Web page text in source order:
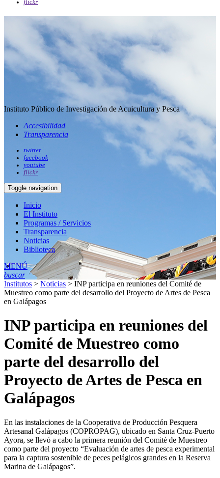
flickr
Instituto Público de Investigación de Acuicultura y Pesca
Accesibilidad
Transparencia
twitter
facebook
youtube
flickr
Toggle navigation
Inicio
El Instituto
Programas / Servicios
Transparencia
Noticias
Biblioteca
MENÚ
buscar
Institutos > Noticias > INP participa en reuniones del Comité de
Muestreo como parte del desarrollo del Proyecto de Artes de Pesca
en Galápagos
INP participa en reuniones del
Comité de Muestreo como
parte del desarrollo del
Proyecto de Artes de Pesca en
Galápagos
En las instalaciones de la Cooperativa de Producción Pesquera
Artesanal Galápagos (COPROPAG), ubicado en Santa Cruz-Puerto
Ayora, se llevó a cabo la primera reunión del Comité de Muestreo
como parte del proyecto “Evaluación de artes de pesca experimental
para la captura sostenible de peces pelágicos grandes en la Reserva
Marina de Galápagos”.